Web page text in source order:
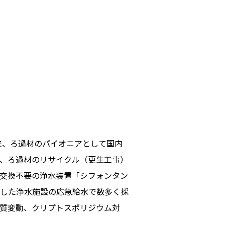
ろ過材のパイオニアとして国内
過材のリサイクル（更生工事）
換不要の浄水装置「シフォンタン
た浄水施設の応急給水で数多く採
変動、クリプトスポリジウム対